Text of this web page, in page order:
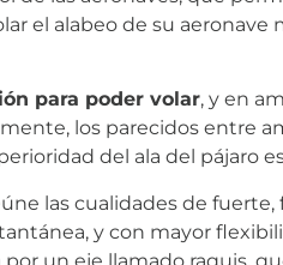
el alabeo de su aeronave
para poder volar, y en
los parecidos entre
del ala del pájaro
las cualidades de
y con mayor
un eje llamado raquis,